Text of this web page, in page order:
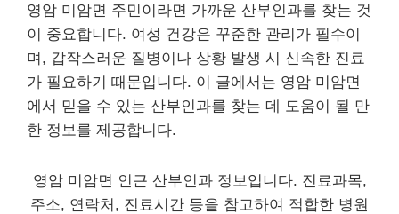
영암 미암면 주민이라면 가까운 산부인과를 찾는 것
이 중요합니다. 여성 건강은 꾸준한 관리가 필수이
며, 갑작스러운 질병이나 상황 발생 시 신속한 진료
가 필요하기 때문입니다. 이 글에서는 영암 미암면
에서 믿을 수 있는 산부인과를 찾는 데 도움이 될 만
한 정보를 제공합니다.
영암 미암면 인근 산부인과 정보입니다. 진료과목,
주소, 연락처, 진료시간 등을 참고하여 적합한 병원